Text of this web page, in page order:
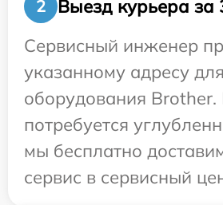
2
Выезд курьера за
Сервисный инженер
указанному адресу
оборудования Brother.
потребуется
мы бесплатно
сервис в сервисный